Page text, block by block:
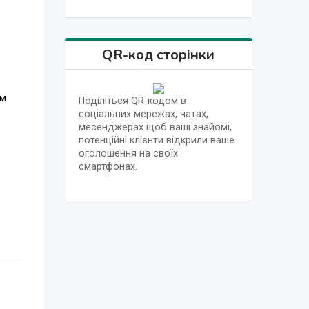
QR-код сторінки
Поділіться QR-кодом в
соціальних мережах, чатах,
месенджерах щоб ваші знайомі,
потенційні клієнти відкрили ваше
оголошення на своїх
смартфонах.